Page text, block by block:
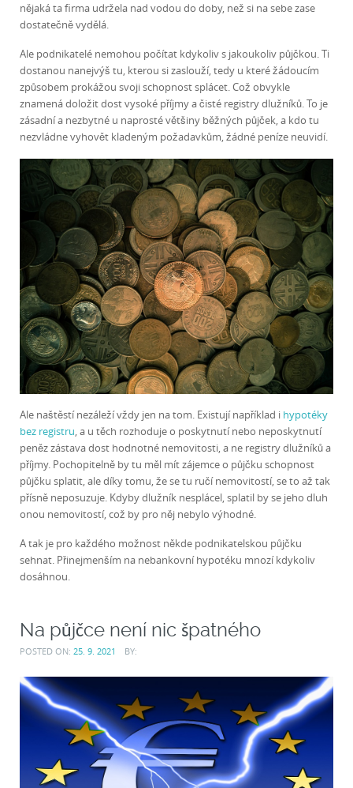
nějaká ta firma udržela nad vodou do doby, než si na sebe zase
dostatečně vydělá.
Ale podnikatelé nemohou počítat kdykoliv s jakoukoliv půjčkou. Ti
dostanou nanejvýš tu, kterou si zaslouží, tedy u které žádoucím
způsobem prokážou svoji schopnost splácet. Což obvykle
znamená doložit dost vysoké příjmy a čisté registry dlužníků. To je
zásadní a nezbytné u naprosté většiny běžných půjček, a kdo tu
nezvládne vyhovět kladeným požadavkům, žádné peníze neuvidí.
Ale naštěstí nezáleží vždy jen na tom. Existují například i hypotéky
bez registru, a u těch rozhoduje o poskytnutí nebo neposkytnutí
peněz zástava dost hodnotné nemovitosti, a ne registry dlužníků a
příjmy. Pochopitelně by tu měl mít zájemce o půjčku schopnost
půjčku splatit, ale díky tomu, že se tu ručí nemovitostí, se to až tak
přísně neposuzuje. Kdyby dlužník nesplácel, splatil by se jeho dluh
onou nemovitostí, což by pro něj nebylo výhodné.
A tak je pro každého možnost někde podnikatelskou půjčku
sehnat. Přinejmenším na nebankovní hypotéku mnozí kdykoliv
dosáhnou.
Na půjčce není nic špatného
POSTED ON: 25. 9. 2021 BY: